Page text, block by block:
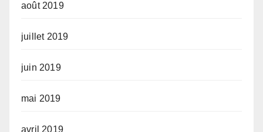
août 2019
juillet 2019
juin 2019
mai 2019
avril 2019